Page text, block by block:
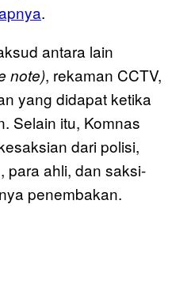
.
antara lain
note), rekaman CCTV,
yang didapat ketika
Selain itu, Komnas
dari polisi,
para ahli, dan saksi-
penembakan.